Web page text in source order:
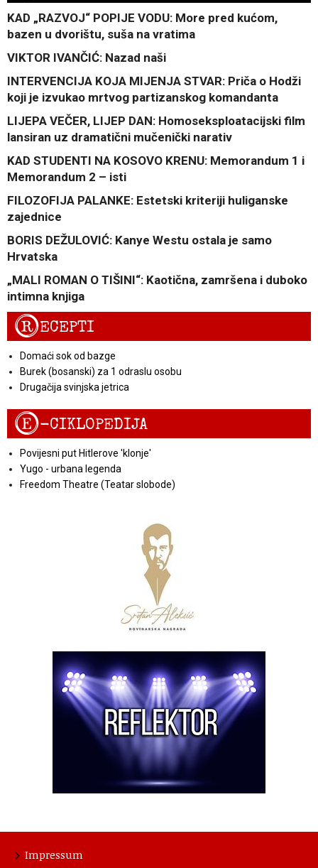
KAD „RAZVOJ“ POPIJE VODU: More pred kućom,
bazen u dvorištu, suša na vratima
VIKTOR IVANČIĆ: Nazad naši
INTERVENCIJA KOJA MIJENJA STVAR: Priča o Hodži
koji je izvukao mrtvog partizanskog komandanta
LIJEPA VEČER, LIJEP DAN: Homoseksploatacijski film
lansiran uz dramatični mučenički narativ
KAD STUDENTI NA KOSOVO KRENU: Memorandum 1 i
Memorandum 2 – isti
FILOZOFIJA PALANKE: Estetski kriteriji huliganske
zajednice
BORIS DEŽULOVIĆ: Kanye Westu ostala je samo
Hrvatska
„MALI ROMAN O TIŠINI“: Kaotična, zamršena i duboko
intimna knjiga
RECEPTI
Domaći sok od bazge
Burek (bosanski) za 1 odraslu osobu
Drugačija svinjska jetrica
E-CIKLOPEDIJA
Povijesni put Hitlerove 'klonje'
Yugo - urbana legenda
Freedom Theatre (Teatar slobode)
Impressum